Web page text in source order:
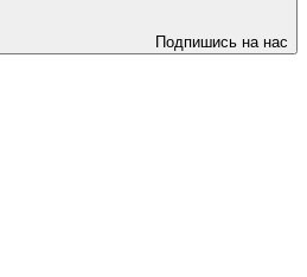
Подпишись на нас